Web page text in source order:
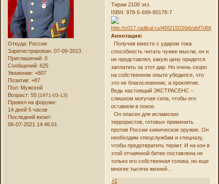
Откуда: Россия
Зарегистрирован: 07-09-2013
Приглашений: 0
Сообщений: 625
Уважение: +807
Позитив: +87
Пол: Мужской
Возраст: 55[1971-03-13]
Провел на форуме:
14 дней 5 часов
Последний визит:
06-07-2021 14:46:01
Тираж 2100 экз.
ISBN: 978-5-699-80178-7
Аннотация:
Получив вместе с ударом тока
способность читать чужие мысли, он и
не представлял, какую цену придется
заплатить за этот дар. Но очень скоро
на собственном опыте убедился, что
это не благословение, а проклятие.
Ведь настоящий ЭКСТРАСЕНС –
слишком могучая сила, чтобы его
оставили в покое.
Он опасен для исламских
террористов, готовых применить
против России химическое оружие. Он
необходим спецслужбам и спецназу,
чтобы предотвратить теракт. И на кон в
этой отчаянной битве поставлена не
только его собственная голова, но еще
многие тысячи жизней…
+1